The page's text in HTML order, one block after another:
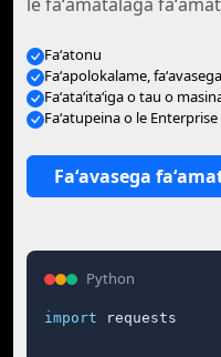
Faʻatonu
Faʻapolokalame,
Faʻataʻitaʻiga o tau o
Faʻatupeina o le
Faʻavasega
Python
import requests